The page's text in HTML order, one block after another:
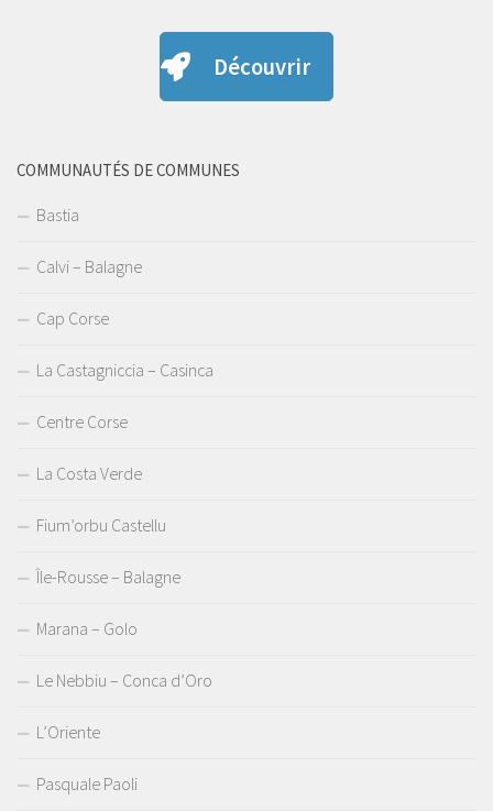
Découvrir
COMMUNAUTÉS DE COMMUNES
Bastia
Calvi – Balagne
Cap Corse
La Castagniccia – Casinca
Centre Corse
La Costa Verde
Fium’orbu Castellu
Île-Rousse – Balagne
Marana – Golo
Le Nebbiu – Conca d’Oro
L’Oriente
Pasquale Paoli